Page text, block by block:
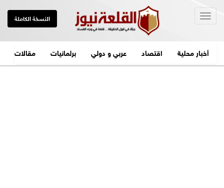
النسخة الكاملة
أخبار محلية اقتصاد عربي و دولي برلمانيات مقالات